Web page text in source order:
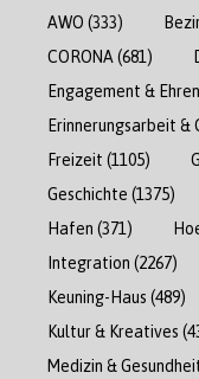
AWO (333)
CORONA (681)
Engagement &
Erinnerungsarbeit &
Freizeit (1105)
Geschichte (1375)
Hafen (371)
Integration (2267)
Keuning-Haus (489)
Kultur & Kreatives
Medizin &